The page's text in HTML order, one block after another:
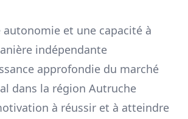
autonomie et une capacité à
indépendante
approfondie du marché
dans la région Autruche
à réussir et à atteindre